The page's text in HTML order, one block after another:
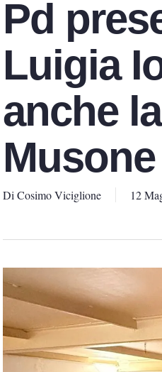
Pd
Luigia
anche
Musone
Di Cosimo Viciglione 12